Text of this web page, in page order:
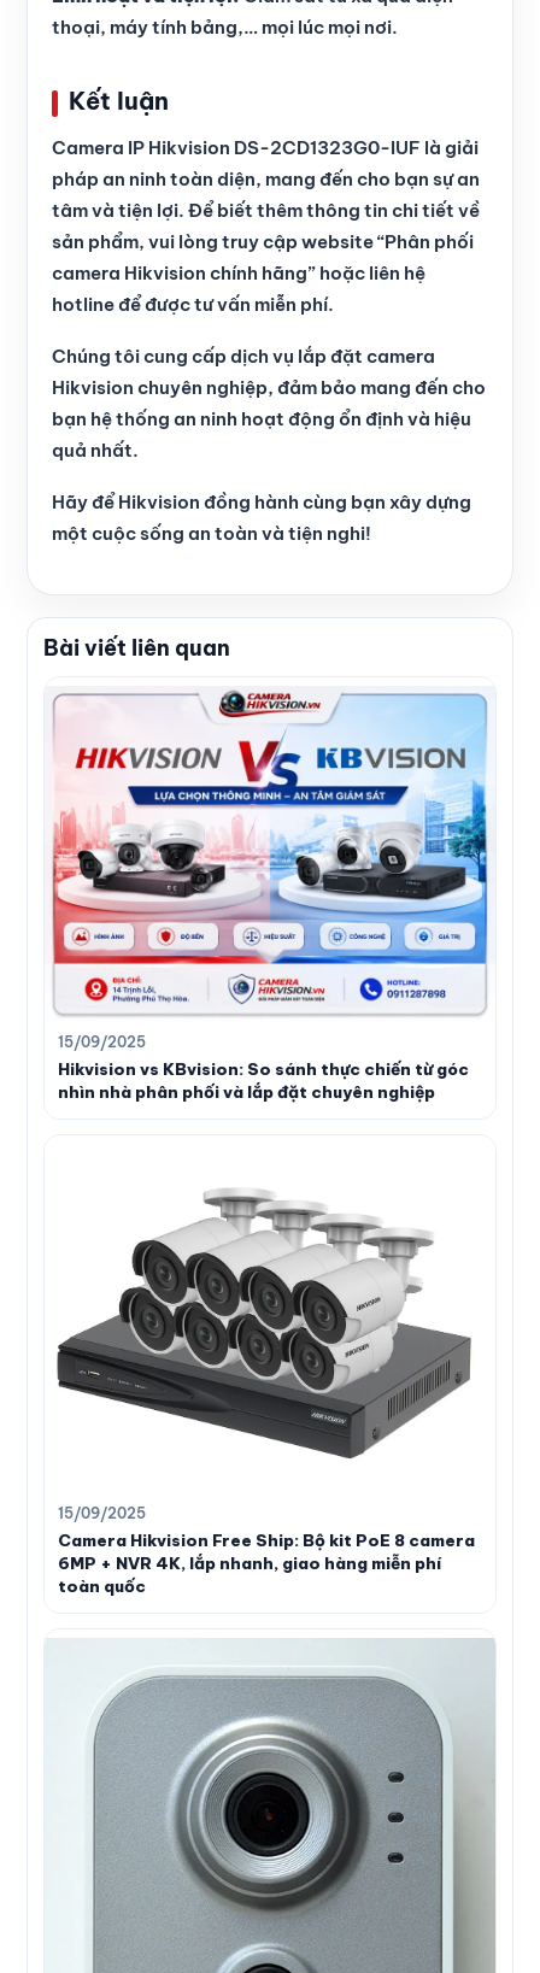
thoại, máy tính bảng,… mọi lúc mọi nơi.
Kết luận
Camera IP Hikvision DS-2CD1323G0-IUF là giải
pháp an ninh toàn diện, mang đến cho bạn sự an
tâm và tiện lợi. Để biết thêm thông tin chi tiết về
sản phẩm, vui lòng truy cập website “Phân phối
camera Hikvision chính hãng” hoặc liên hệ
hotline để được tư vấn miễn phí.
Chúng tôi cung cấp dịch vụ lắp đặt camera
Hikvision chuyên nghiệp, đảm bảo mang đến cho
bạn hệ thống an ninh hoạt động ổn định và hiệu
quả nhất.
Hãy để Hikvision đồng hành cùng bạn xây dựng
một cuộc sống an toàn và tiện nghi!
Bài viết liên quan
15/09/2025
Hikvision vs KBvision: So sánh thực chiến từ góc
nhìn nhà phân phối và lắp đặt chuyên nghiệp
15/09/2025
Camera Hikvision Free Ship: Bộ kit PoE 8 camera
6MP + NVR 4K, lắp nhanh, giao hàng miễn phí
toàn quốc